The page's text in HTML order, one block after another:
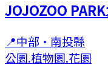
JOJOZOO
📍中部 · 南投縣
公園.植物園.花園